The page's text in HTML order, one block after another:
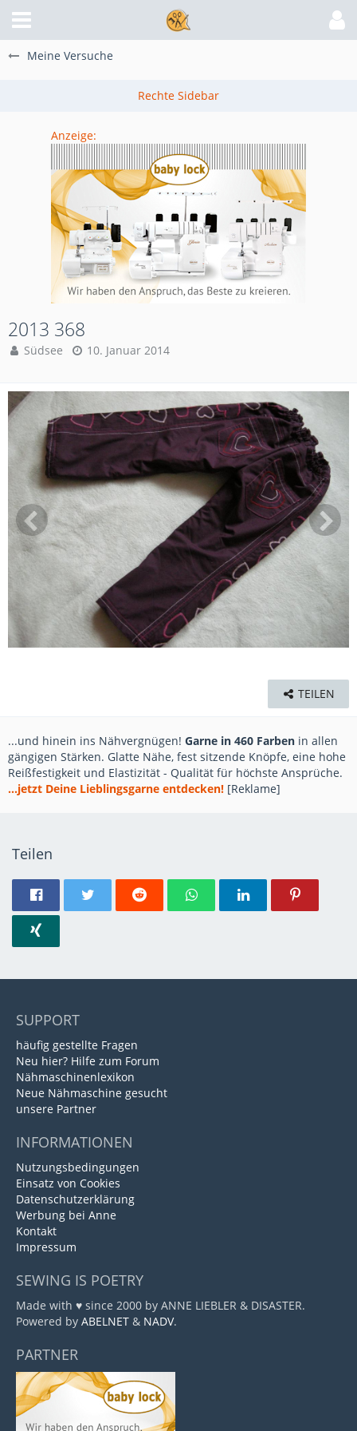
Meine Versuche
Anzeige:
2013 368
Südsee 10. Januar 2014
TEILEN
...und hinein ins Nähvergnügen! Garne in 460 Farben in allen
gängigen Stärken. Glatte Nähe, fest sitzende Knöpfe, eine hohe
Reißfestigkeit und Elastizität - Qualität für höchste Ansprüche.
...jetzt Deine Lieblingsgarne entdecken! [Reklame]
Teilen
SUPPORT
häufig gestellte Fragen
Neu hier? Hilfe zum Forum
Nähmaschinenlexikon
Neue Nähmaschine gesucht
unsere Partner
INFORMATIONEN
Nutzungsbedingungen
Einsatz von Cookies
Datenschutzerklärung
Werbung bei Anne
Kontakt
Impressum
SEWING IS POETRY
Made with ♥ since 2000 by ANNE LIEBLER & DISASTER.
Powered by ABELNET & NADV.
PARTNER